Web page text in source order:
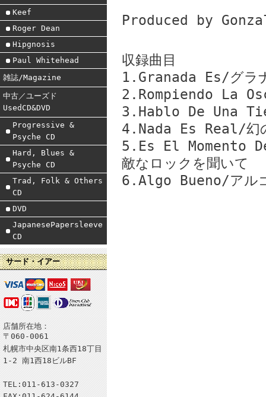
Keef
Roger Dean
Hipgnosis
Paul Whitehead
雑誌/Magazine
中古／ユーズド
UsedCD&DVD
Progressive &
Psyche CD
Hard, Blues &
Psyche CD
Trad, Folk & Others
CD
DVD
JapanesePapersleeve
CD
サード・イアー
店舗所在地：
〒060-0061
札幌市中央区南1条西18丁目
1-2 南1西18ビルBF
TEL:011-613-0327
Produced by
収録曲目
1.Granada Es/グラ
2.Rompiendo La
3.Hablo De Una
4.Nada Es Real/幻
5.Es El Momento
敵なロックを聞いて
6.Algo Bueno/アル